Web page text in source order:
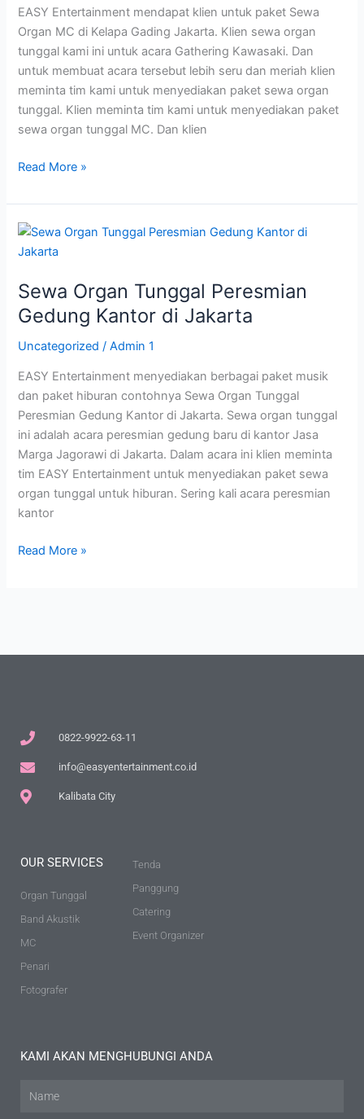
EASY Entertainment mendapat klien untuk paket Sewa
Organ MC di Kelapa Gading Jakarta. Klien sewa organ
tunggal kami ini untuk acara Gathering Kawasaki. Dan
untuk membuat acara tersebut lebih seru dan meriah klien
meminta tim kami untuk menyediakan paket sewa organ
tunggal. Klien meminta tim kami untuk menyediakan paket
sewa organ tunggal MC. Dan klien
Read More »
Sewa Organ Tunggal Peresmian
Gedung Kantor di Jakarta
Uncategorized /Admin 1
EASY Entertainment menyediakan berbagai paket musik
dan paket hiburan contohnya Sewa Organ Tunggal
Peresmian Gedung Kantor di Jakarta. Sewa organ tunggal
ini adalah acara peresmian gedung baru di kantor Jasa
Marga Jagorawi di Jakarta. Dalam acara ini klien meminta
tim EASY Entertainment untuk menyediakan paket sewa
organ tunggal untuk hiburan. Sering kali acara peresmian
kantor
Sewa
Organ
Peresmian
Gedung
di
Jakarta
Read More »
0822-9922-63-11
info@easyentertainment.co.id
Kalibata City
OUR SERVICES
Organ Tunggal
Band Akustik
MC
Penari
Fotografer
Tenda
Panggung
Catering
Event Organizer
KAMI AKAN MENGHUBUNGI ANDA